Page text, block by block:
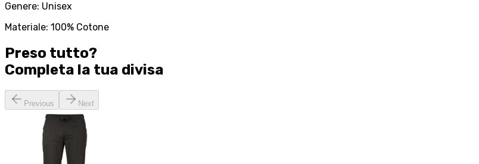
Genere: Unisex
Materiale: 100% Cotone
Preso tutto?
Completa la tua divisa
Previous Next